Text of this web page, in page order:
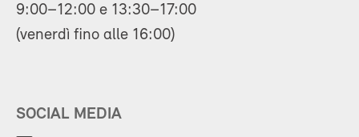
9:00–12:00 e 13:30–17:00
(venerdì fino alle 16:00)
SOCIAL MEDIA